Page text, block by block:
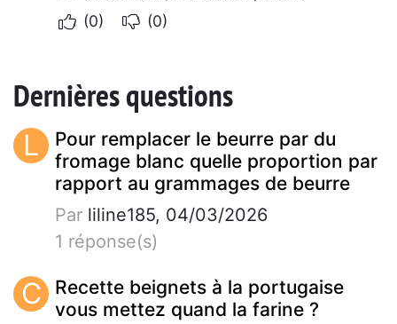
(0)
(0)
Dernières questions
L
Pour remplacer le beurre par du
fromage blanc quelle proportion par
rapport au grammages de beurre
Par liline185, 04/03/2026
1 réponse(s)
C
Recette beignets à la portugaise
vous mettez quand la farine ?